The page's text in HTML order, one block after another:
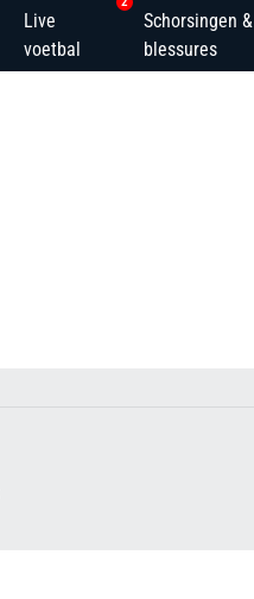
Live
voetbal
Schorsingen &
blessures